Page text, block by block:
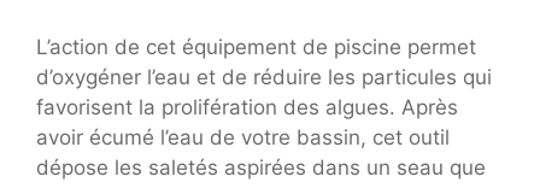
L’action de cet équipement de piscine permet
d’oxygéner l’eau et de réduire les particules qui
favorisent la prolifération des algues. Après
avoir écumé l’eau de votre bassin, cet outil
dépose les saletés aspirées dans un seau que